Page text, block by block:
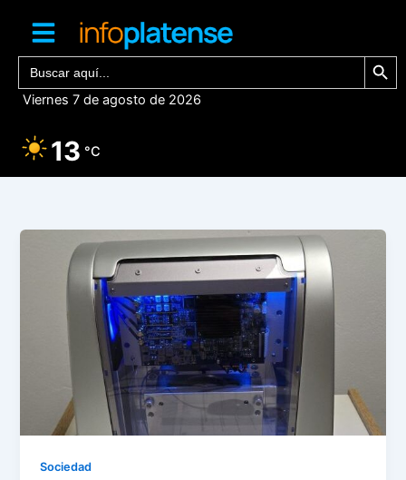
contenido
Buscar: Botón de
Viernes 7 de agosto de 2026
13 °C
Sociedad